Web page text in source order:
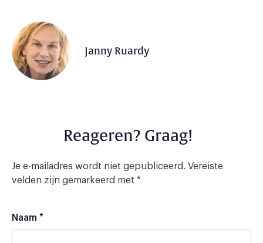
Janny Ruardy
Reageren? Graag!
Je e-mailadres wordt niet gepubliceerd. Vereiste
velden zijn gemarkeerd met *
Naam *